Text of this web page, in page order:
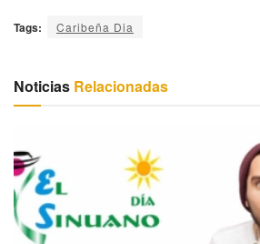
Tags: Caribeña Dia
Noticias Relacionadas